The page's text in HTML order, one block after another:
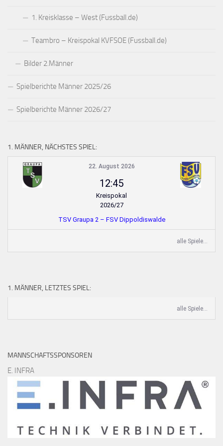
1. Kreisklasse – West (Fussball.de)
Teambro – Kreispokal KVFSOE (Fussball.de)
Bilder 2.Männer
Spielberichte Männer 2025/26
Spielberichte Männer 2026/27
1. MÄNNER, NÄCHSTES SPIEL:
22. August 2026
12:45
Kreispokal
2026/27
TSV Graupa 2 – FSV Dippoldiswalde
alle Spiele...
1. MÄNNER, LETZTES SPIEL:
alle Spiele...
MANNSCHAFTSSPONSOREN
E. INFRA